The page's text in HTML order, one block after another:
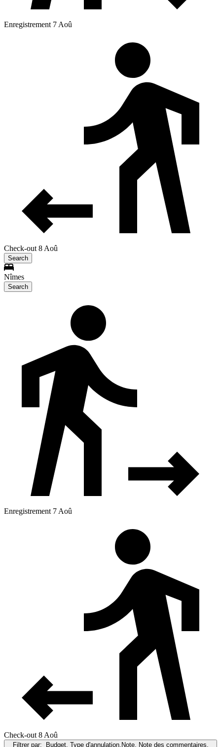
Enregistrement 7 Aoû
Check-out 8 Aoû
Search
Nîmes
Search
Enregistrement 7 Aoû
Check-out 8 Aoû
Filtrer par: Budget, Type d'annulation,Note, Note des commentaires,